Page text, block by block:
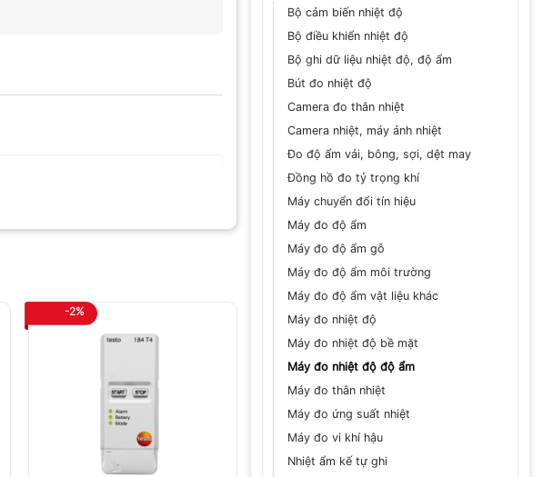
Bộ cảm biến nhiệt độ
Bộ điều khiển nhiệt độ
Bộ ghi dữ liệu nhiệt độ, độ ẩm
Bút đo nhiệt độ
Camera đo thân nhiệt
Camera nhiệt, máy ảnh nhiệt
Đo độ ẩm vải, bông, sợi, dệt may
Đồng hồ đo tỷ trọng khí
Máy chuyển đổi tín hiệu
Máy đo độ ẩm
Máy đo độ ẩm gỗ
Máy đo độ ẩm môi trường
Máy đo độ ẩm vật liệu khác
Máy đo nhiệt độ
Máy đo nhiệt độ bề mặt
Máy đo nhiệt độ độ ẩm
Máy đo thân nhiệt
Máy đo ứng suất nhiệt
Máy đo vi khí hậu
Nhiệt ẩm kế tự ghi
-2%